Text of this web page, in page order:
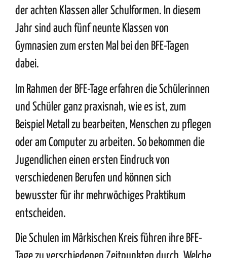
der achten Klassen aller Schulformen. In diesem
Jahr sind auch fünf neunte Klassen von
Gymnasien zum ersten Mal bei den BFE-Tagen
dabei.
Im Rahmen der BFE-Tage erfahren die Schülerinnen
und Schüler ganz praxisnah, wie es ist, zum
Beispiel Metall zu bearbeiten, Menschen zu pflegen
oder am Computer zu arbeiten. So bekommen die
Jugendlichen einen ersten Eindruck von
verschiedenen Berufen und können sich
bewusster für ihr mehrwöchiges Praktikum
entscheiden.
Die Schulen im Märkischen Kreis führen ihre BFE-